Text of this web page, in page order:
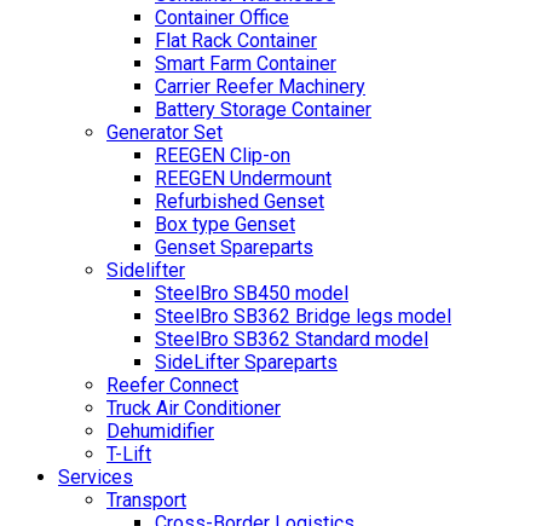
Container Office
Flat Rack Container
Smart Farm Container
Carrier Reefer Machinery
Battery Storage Container
Generator Set
REEGEN Clip-on
REEGEN Undermount
Refurbished Genset
Box type Genset
Genset Spareparts
Sidelifter
SteelBro SB450 model
SteelBro SB362 Bridge legs model
SteelBro SB362 Standard model
SideLifter Spareparts
Reefer Connect
Truck Air Conditioner
Dehumidifier
T-Lift
Services
Transport